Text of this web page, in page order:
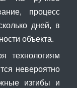
процесс
дней, в
объекта.
технологиям
невероятно
изгибы и